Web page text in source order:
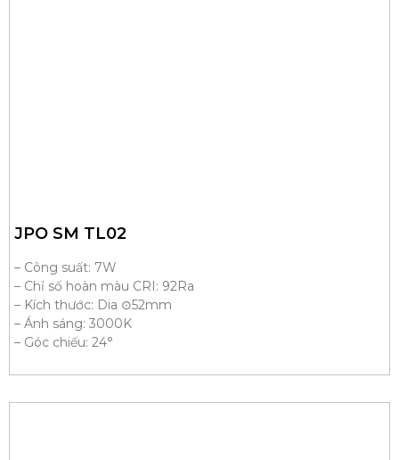
JPO SM TL02
– Công suất: 7W
– Chỉ số hoàn màu CRI: 92Ra
– Kích thước: Dia ⊙52mm
– Ánh sáng: 3000K
– Góc chiếu: 24°